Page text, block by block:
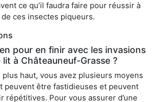
ce qu’il faudra faire pour réussir à
ces insectes piqueurs.
pour en finir avec les invasions
à Châteauneuf-Grasse ?
haut, vous avez plusieurs moyens
peuvent être fastidieuses et peuvent
répétitives. Pour vous assurer d’une